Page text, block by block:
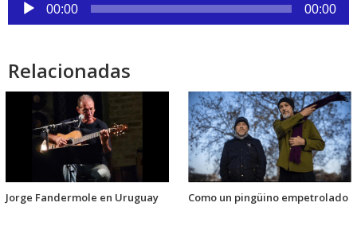
audio
00:00 00:00
Relacionadas
Jorge Fandermole en Uruguay Como un pingüino empetrolado